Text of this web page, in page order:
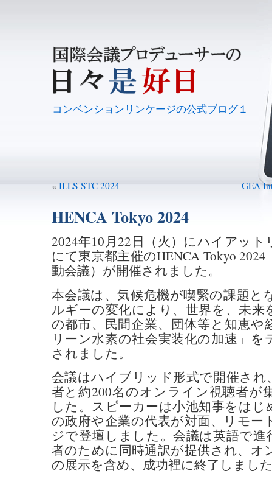
コンベンションリンケージの公式ブログ１
« ILLS STC 2024 GEA
HENCA Tokyo 2024
2024年10月22日（火）にハイアッ
にて東京都主催のHENCA Tokyo
動会議）が開催されました。
本会議は、気候危機が喫緊の課題と
ルギーの変化により、世界を、未来
の都市、民間企業、団体等と知恵や
リーン水素の社会実装化の加速」を
されました。
会議はハイブリッド形式で開催され
者と約200名のオンライン視聴者が
した。スピーカーは小池知事をはじ
の政府や企業の代表が対面、リモー
ジで登壇しました。会議は英語で進
者のために同時通訳が提供され、オ
の展示を含め、成功裡に終了しまし